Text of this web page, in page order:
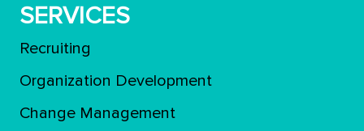
SERVICES
Recruiting
Organization Development
Change Management